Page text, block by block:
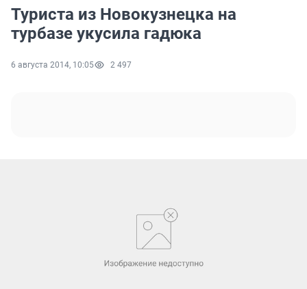
Туриста из Новокузнецка на
турбазе укусила гадюка
6 августа 2014, 10:05 2 497